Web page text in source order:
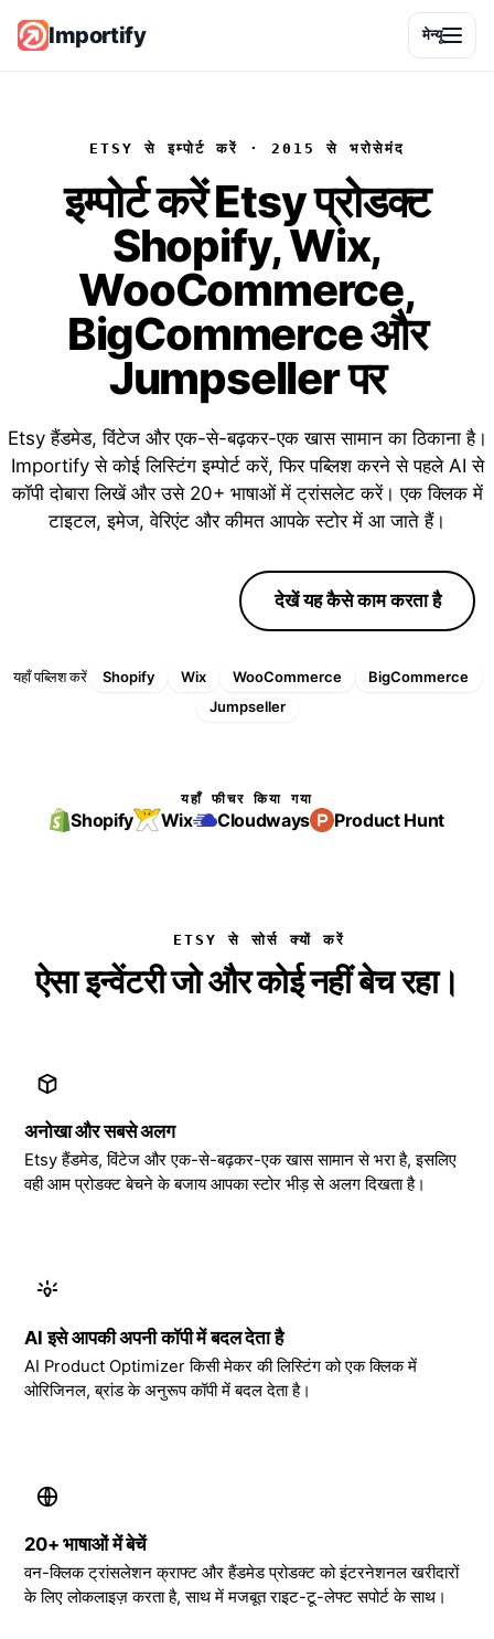
Importify मेन्यू
ETSY से इम्पोर्ट करें · 2015 से भरोसेमंद
इम्पोर्ट करेंEtsy प्रोडक्ट
Shopify, Wix,
WooCommerce,
BigCommerce और
Jumpseller पर
Etsy हैंडमेड, विंटेज और एक-से-बढ़कर-एक खास सामान का ठिकाना है।
Importify से कोई लिस्टिंग इम्पोर्ट करें, फिर पब्लिश करने से पहले AI से
कॉपी दोबारा लिखें और उसे 20+ भाषाओं में ट्रांसलेट करें। एक क्लिक में
टाइटल, इमेज, वेरिएंट और कीमत आपके स्टोर में आ जाते हैं।
देखें यह कैसे काम करता है
यहाँ पब्लिश करें Shopify Wix WooCommerce
BigCommerce
Jumpseller
यहाँ फीचर किया गया
Shopify Wix Cloudways Product Hunt
ETSY से सोर्स क्यों करें
ऐसा इन्वेंटरी जो और कोई नहीं बेच रहा।
अनोखा और सबसे अलग
Etsy हैंडमेड, विंटेज और एक-से-बढ़कर-एक खास सामान से भरा है, इसलिए
वही आम प्रोडक्ट बेचने के बजाय आपका स्टोर भीड़ से अलग दिखता है।
AI इसे आपकी अपनी कॉपी में बदल देता है
AI Product Optimizer किसी मेकर की लिस्टिंग को एक क्लिक में
ओरिजिनल, ब्रांड के अनुरूप कॉपी में बदल देता है।
20+ भाषाओं में बेचें
वन-क्लिक ट्रांसलेशन क्राफ्ट और हैंडमेड प्रोडक्ट को इंटरनेशनल खरीदारों
के लिए लोकलाइज़ करता है, साथ में मजबूत राइट-टू-लेफ्ट सपोर्ट के साथ।